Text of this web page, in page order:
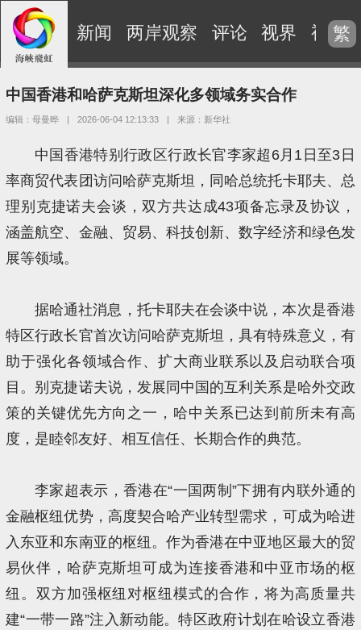
新闻 两岸观察 评论 视界 视频
繁
中国香港和哈萨克斯坦深化多领域务实合作
编辑：母曼晔 | 2026-06-04 12:13:33 | 来源：新华社
中国香港特别行政区行政长官李家超6月1日至3日
率商贸代表团访问哈萨克斯坦，同哈总统托卡耶夫、总
理别克捷诺夫会谈，双方共达成43项备忘录及协议，
涵盖航空、金融、贸易、科技创新、数字经济和绿色发
展等领域。
据哈通社消息，托卡耶夫在会谈中说，本次是香港
特区行政长官首次访问哈萨克斯坦，具有特殊意义，有
助于强化各领域合作、扩大商业联系以及启动联合项
目。别克捷诺夫说，发展同中国的互利关系是哈外交政
策的关键优先方向之一，哈中关系已达到前所未有高
度，是睦邻友好、相互信任、长期合作的典范。
李家超表示，香港在“一国两制”下拥有内联外通的
金融枢纽优势，高度契合哈产业转型需求，可成为哈进
入东亚和东南亚的枢纽。作为香港在中亚地区最大的贸
易伙伴，哈萨克斯坦可成为连接香港和中亚市场的枢
纽。双方加强枢纽对枢纽模式的合作，将为高质量共
建“一带一路”注入新动能。特区政府计划在哈设立香港